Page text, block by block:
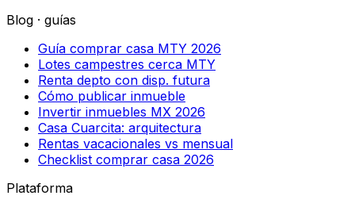
Blog · guías
Guía comprar casa MTY 2026
Lotes campestres cerca MTY
Renta depto con disp. futura
Cómo publicar inmueble
Invertir inmuebles MX 2026
Casa Cuarcita: arquitectura
Rentas vacacionales vs mensual
Checklist comprar casa 2026
Plataforma